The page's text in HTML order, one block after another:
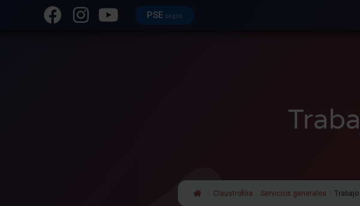
PSE pagos
Claustrofilia Servicios generales